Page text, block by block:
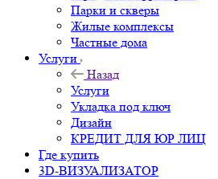
Парки и скверы
Жилые комплексы
Частные дома
Услуги
Назад
Услуги
Укладка под ключ
Дизайн
КРЕДИТ ДЛЯ ЮР ЛИЦ
Где купить
3D-ВИЗУАЛИЗАТОР